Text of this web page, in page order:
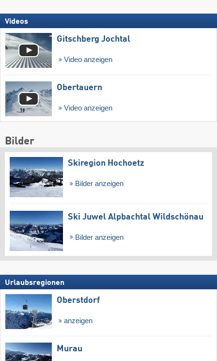
Videos
Gitschberg Jochtal
Video anzeigen
Obertauern
Video anzeigen
Bilder
Skiregion Hochoetz
Bilder anzeigen
Ski Juwel Alpbachtal Wildschönau
Bilder anzeigen
Urlaubsregionen
Oberstdorf
anzeigen
Murau